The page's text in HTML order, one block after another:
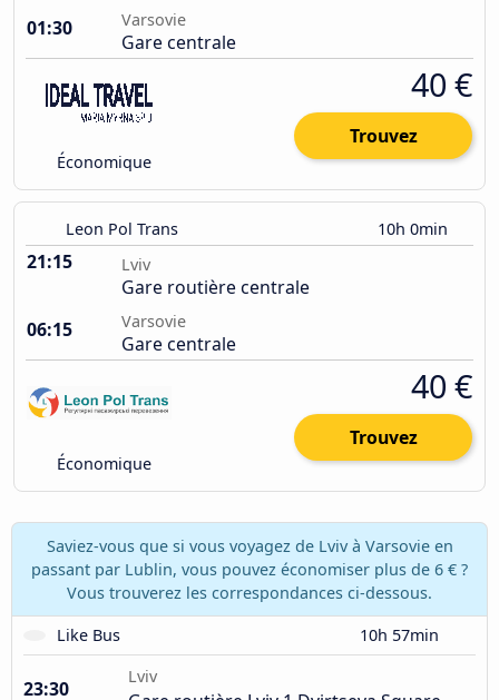
01:30
Varsovie
Gare centrale
Économique
40 €
Trouvez
Leon Pol Trans 10h 0min
21:15 Lviv
Gare routière centrale
06:15
Varsovie
Gare centrale
Économique
40 €
Trouvez
Saviez-vous que si vous voyagez de Lviv à Varsovie en
passant par Lublin, vous pouvez économiser plus de 6 € ?
Vous trouverez les correspondances ci-dessous.
Like Bus
10h 57min
23:30
Lviv